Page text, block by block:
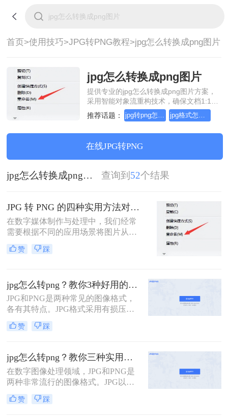
首页>使用技巧>JPG转PNG教程>jpg怎么转换成png图片
jpg怎么转换成png图片
提供专业的jpg怎么转换成png图片方案，
采用智能对象流重构技术，确保文档1:1高
保真还原且排版不乱码。支持一键批量处
理，全链路 SSL 加密保障隐私安全。助您
装，高效办公。
推荐话题： jpg转png怎么转换 jpg格式怎么转换png
在线JPG转PNG
jpg怎么转换成png图片 查询到 52个结果
JPG 转 PNG 的四种实用方法对比：安全、高效转换指南！
在数字媒体制作与处理中，我们经常
需要根据不同的应用场景将图片从一
种格式转换为另一种格式。例如，将
JPG 格式转为 PNG 格式，因为 PNG
等对画质和图层有较高要求的项目。
然而，面对多种转换途径，用户往往
困惑于“哪种方式最安全”“哪个工具最
量、适用场景和风险四个维度，对比
出正确决策。
赞 踩
jpg怎么转png？教你3种好用的转换方法！
JPG和PNG是两种常见的图像格式，
各有其特点。JPG格式采用有损压
缩，适用于存储照片等图像，但不支
持透明背景；PNG格式则采用无损压
空间，并支持透明背景。那么jpg怎么
转png呢？本文将介绍三种高效的JPG
转PNG方法，帮助您轻松完成文件转
换。
赞 踩
jpg怎么转png？教你三种实用转换方法！
在数字图像处理领域，JPG和PNG是
两种非常流行的图像格式。JPG以其
高效的有损压缩算法著称，适合存储
照片等色彩丰富的图像；而PNG则以
赞 踩